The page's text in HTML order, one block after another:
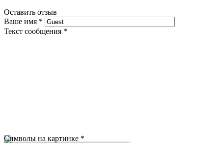
Оставить отзыв
Ваше имя *
Текст сообщения *
Символы на картинке *